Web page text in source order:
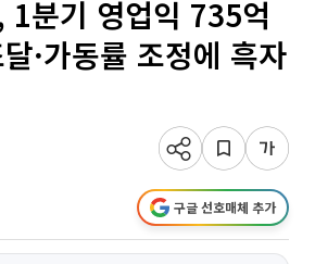
1분기 영업익 735억
·가동률 조정에 흑자
구글 선호매체 추가